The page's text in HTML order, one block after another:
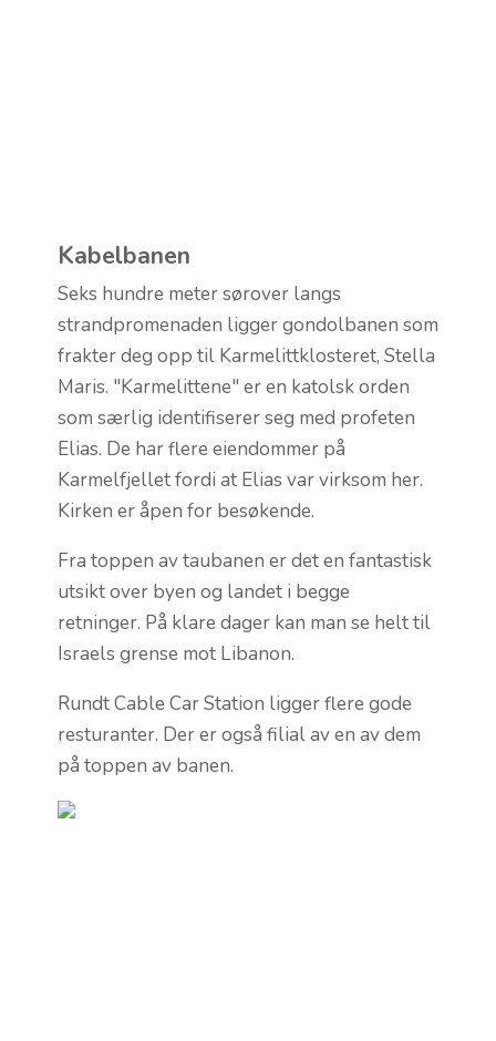
Kabelbanen
Seks hundre meter sørover langs
strandpromenaden ligger gondolbanen som
frakter deg opp til Karmelittklosteret, Stella
Maris. "Karmelittene" er en katolsk orden
som særlig identifiserer seg med profeten
Elias. De har flere eiendommer på
Karmelfjellet fordi at Elias var virksom her.
Kirken er åpen for besøkende.
Fra toppen av taubanen er det en fantastisk
utsikt over byen og landet i begge
retninger. På klare dager kan man se helt til
Israels grense mot Libanon.
Rundt Cable Car Station ligger flere gode
resturanter. Der er også filial av en av dem
på toppen av banen.